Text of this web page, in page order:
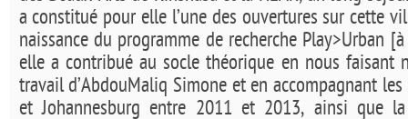
a constitué pour elle l’une des ouvertures sur cette
naissance du programme de recherche Play>Urban
elle a contribué au socle théorique en nous faisant
travail d’AbdouMaliq Simone et en accompagnant
etJohannesburg entre 2011 et 2013, ainsi que